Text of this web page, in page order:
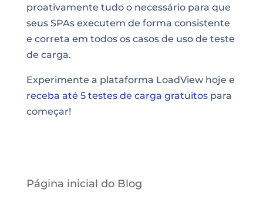
proativamente tudo o necessário para que
seus SPAs executem de forma consistente
e correta em todos os casos de uso de teste
de carga.
Experimente a plataforma LoadView hoje e
receba até 5 testes de carga gratuitospara
começar!
Página inicial do Blog